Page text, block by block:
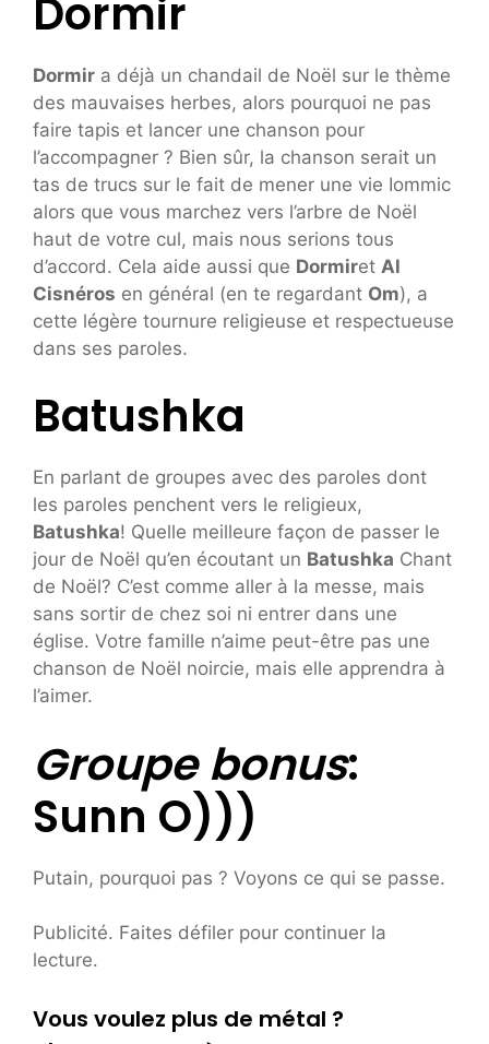
Dormir
Dormir a déjà un chandail de Noël sur le thème
des mauvaises herbes, alors pourquoi ne pas
faire tapis et lancer une chanson pour
l’accompagner ? Bien sûr, la chanson serait un
tas de trucs sur le fait de mener une vie Iommic
alors que vous marchez vers l’arbre de Noël
haut de votre cul, mais nous serions tous
d’accord. Cela aide aussi que Dormiret Al
Cisnéros en général (en te regardant Om), a
cette légère tournure religieuse et respectueuse
dans ses paroles.
Batushka
En parlant de groupes avec des paroles dont
les paroles penchent vers le religieux,
Batushka! Quelle meilleure façon de passer le
jour de Noël qu’en écoutant un Batushka Chant
de Noël? C’est comme aller à la messe, mais
sans sortir de chez soi ni entrer dans une
église. Votre famille n’aime peut-être pas une
chanson de Noël noircie, mais elle apprendra à
l’aimer.
Groupe bonus:
Sunn O)))
Putain, pourquoi pas ? Voyons ce qui se passe.
Publicité. Faites défiler pour continuer la
lecture.
Vous voulez plus de métal ?